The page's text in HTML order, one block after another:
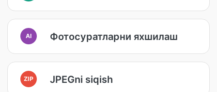
AI Фотосуратларни яхшилаш
ZIP JPEGni siqish